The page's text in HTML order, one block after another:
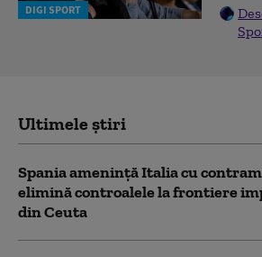
DIGI SPORT
Ultimele știri
Spania ameninţă Italia cu
elimină controalele la frontiere
din Ceuta